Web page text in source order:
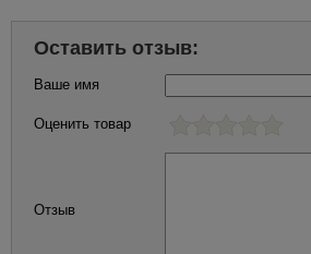
Оставить отзыв:
Ваше имя
Оценить товар
Отзыв